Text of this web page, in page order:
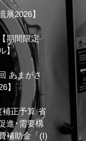
展2026】
期間限定
】
あまがさ
】
補正予算 省
進･需要構
補助金「(I)